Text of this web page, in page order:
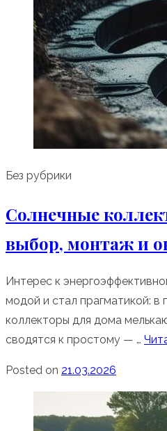
Без рубрики
Солнечные
выбор, монтаж и
Интерес к
модой и стал прагматикой: в
коллекторы для дома
сводятся к простому — …
Posted on 21.03.2026